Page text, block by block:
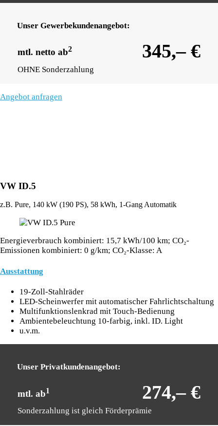
Unser Gewerbekundenangebot:
mtl. netto ab2 345,– €
OHNE Sonderzahlung
Angebot anfragen
VW ID.5
z.B. Pure, 140 kW (190 PS), 58 kWh, 1-Gang Automatik
Energieverbrauch kombiniert: 15,7 kWh/100 km; CO₂-
Emissionen kombiniert: 0 g/km; CO₂-Klasse: A
Ausstattung
19-Zoll-Stahlräder
LED-Scheinwerfer mit automatischer Fahrlichtschaltung
Multifunktionslenkrad mit Touch-Bedienung
Ambientebeleuchtung 10-farbig, inkl. ID. Light
u.v.m.
Unser Privatkundenangebot:
mtl. ab1 274,– €
Sonderzahlung ist gleich Förderprämie